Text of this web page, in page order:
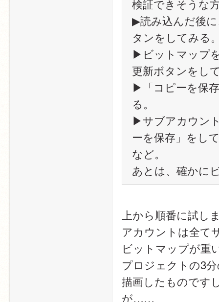
検証できそうな
▶読み込んだ後
タンをしてみる
▶ビットマップ
更新ボタンをし
▶「コピーを保
る。
▶サブアカウン
ーを保存」をし
など。
あとは、確かに
上から順番に試し
アカウントは全て
ビットマップが重
プロジェクトの3
描画したものです
が……